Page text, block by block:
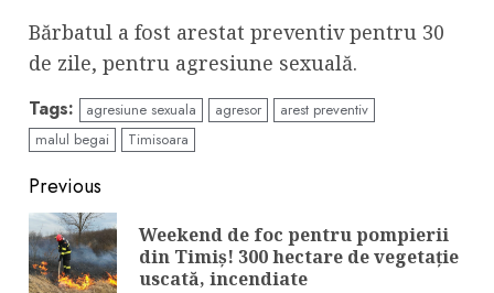
Bărbatul a fost arestat preventiv pentru 30
de zile, pentru agresiune sexuală.
Tags: agresiune sexuala agresor
arest preventiv
malul begai
Timisoara
Continue
Reading
Previous
Weekend de foc pentru pompierii
din Timiș! 300 hectare de vegetație
uscată, incendiate